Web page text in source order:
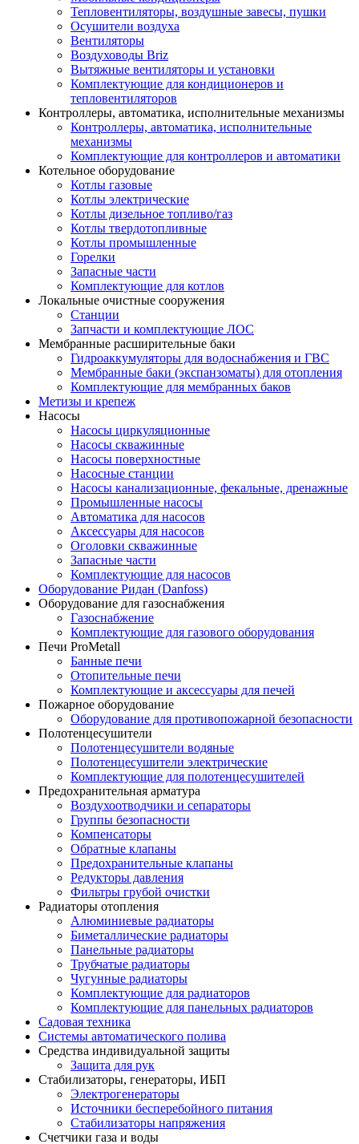
Тепловентиляторы, воздушные завесы, пушки
Осушители воздуха
Вентиляторы
Воздуховоды Briz
Вытяжные вентиляторы и установки
Комплектующие для кондиционеров и
тепловентиляторов
Контроллеры, автоматика, исполнительные механизмы
Контроллеры, автоматика, исполнительные
механизмы
Комплектующие для контроллеров и автоматики
Котельное оборудование
Котлы газовые
Котлы электрические
Котлы дизельное топливо/газ
Котлы твердотопливные
Котлы промышленные
Горелки
Запасные части
Комплектующие для котлов
Локальные очистные сооружения
Станции
Запчасти и комплектующие ЛОС
Мембранные расширительные баки
Гидроаккумуляторы для водоснабжения и ГВС
Мембранные баки (экспанзоматы) для отопления
Комплектующие для мембранных баков
Метизы и крепеж
Насосы
Насосы циркуляционные
Насосы скважинные
Насосы поверхностные
Насосные станции
Насосы канализационные, фекальные, дренажные
Промышленные насосы
Автоматика для насосов
Аксессуары для насосов
Оголовки скважинные
Запасные части
Комплектующие для насосов
Оборудование Ридан (Danfoss)
Оборудование для газоснабжения
Газоснабжение
Комплектующие для газового оборудования
Печи ProMetall
Банные печи
Отопительные печи
Комплектующие и аксессуары для печей
Пожарное оборудование
Оборудование для противопожарной безопасности
Полотенцесушители
Полотенцесушители водяные
Полотенцесушители электрические
Комплектующие для полотенцесушителей
Предохранительная арматура
Воздухоотводчики и сепараторы
Группы безопасности
Компенсаторы
Обратные клапаны
Предохранительные клапаны
Редукторы давления
Фильтры грубой очистки
Радиаторы отопления
Алюминиевые радиаторы
Биметаллические радиаторы
Панельные радиаторы
Трубчатые радиаторы
Чугунные радиаторы
Комплектующие для радиаторов
Комплектующие для панельных радиаторов
Садовая техника
Системы автоматического полива
Средства индивидуальной защиты
Защита для рук
Стабилизаторы, генераторы, ИБП
Электрогенераторы
Источники бесперебойного питания
Стабилизаторы напряжения
Счетчики газа и воды